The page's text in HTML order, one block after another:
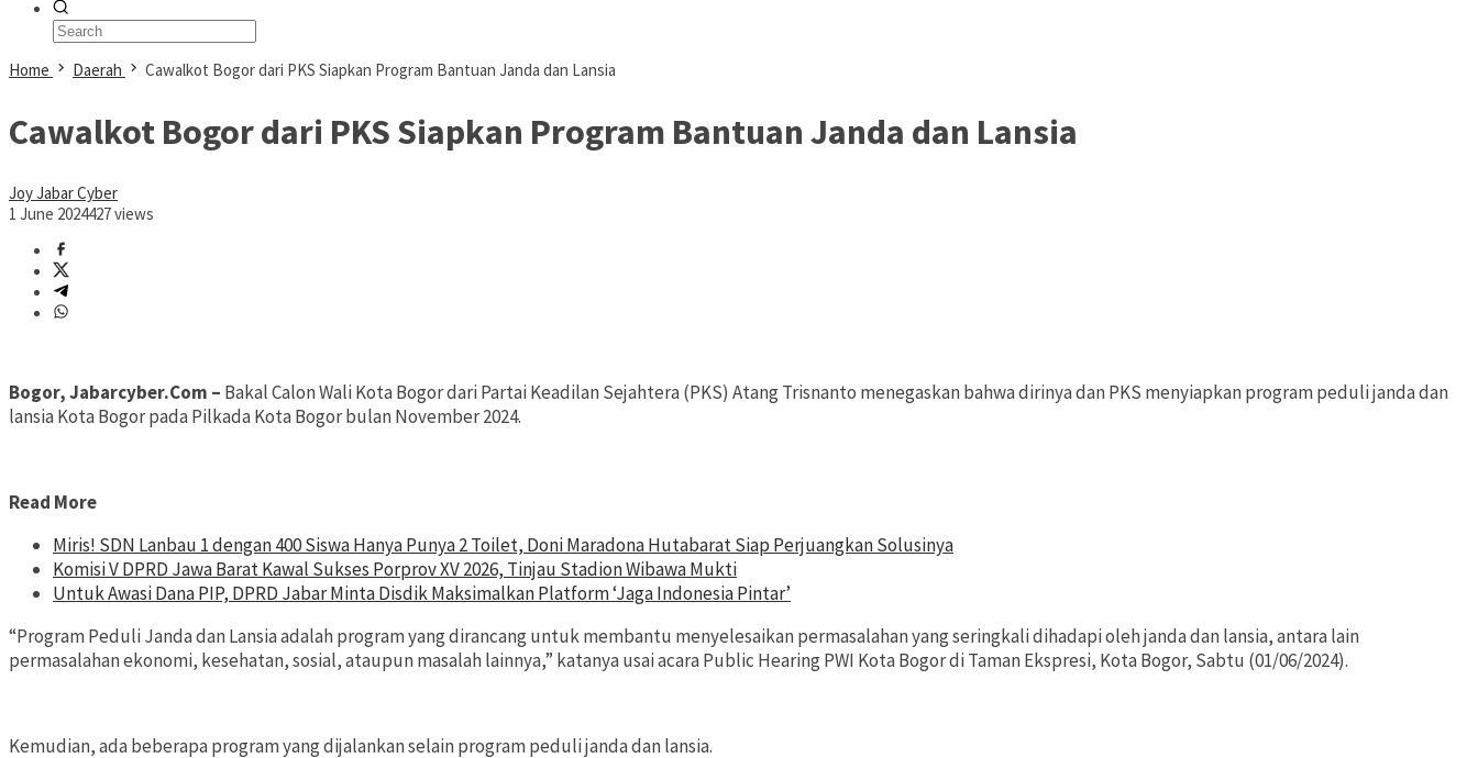
Home Daerah Cawalkot Bogor dari PKS Siapkan Program Bantuan Janda dan Lansia
Cawalkot Bogor dari PKS Siapkan Program Bantuan Janda dan Lansia
Joy Jabar Cyber
1 June 2024427 views
Bogor, Jabarcyber.Com – Bakal Calon Wali Kota Bogor dari Partai Keadilan Sejahtera (PKS) Atang Trisnanto menegaskan bahwa dirinya dan PKS menyiapkan program peduli janda dan
lansia Kota Bogor pada Pilkada Kota Bogor bulan November 2024.
Read More
Miris! SDN Lanbau 1 dengan 400 Siswa Hanya Punya 2 Toilet, Doni Maradona Hutabarat Siap Perjuangkan Solusinya
Komisi V DPRD Jawa Barat Kawal Sukses Porprov XV 2026, Tinjau Stadion Wibawa Mukti
Untuk Awasi Dana PIP, DPRD Jabar Minta Disdik Maksimalkan Platform ‘Jaga Indonesia Pintar’
“Program Peduli Janda dan Lansia adalah program yang dirancang untuk membantu menyelesaikan permasalahan yang seringkali dihadapi oleh janda dan lansia, antara lain
permasalahan ekonomi, kesehatan, sosial, ataupun masalah lainnya,” katanya usai acara Public Hearing PWI Kota Bogor di Taman Ekspresi, Kota Bogor, Sabtu (01/06/2024).
Kemudian, ada beberapa program yang dijalankan selain program peduli janda dan lansia.